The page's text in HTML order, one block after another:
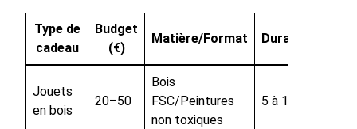
Type de
cadeau
Budget
(€)
Matière/Format Durabilité
Jouets
en bois
20–50
Bois
FSC/Peintures
non toxiques
5 à 10 ans